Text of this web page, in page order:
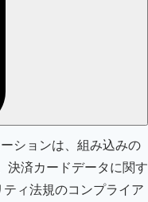
ションは、組み込みの
決済カードデータに関す
ィ法規のコンプライア